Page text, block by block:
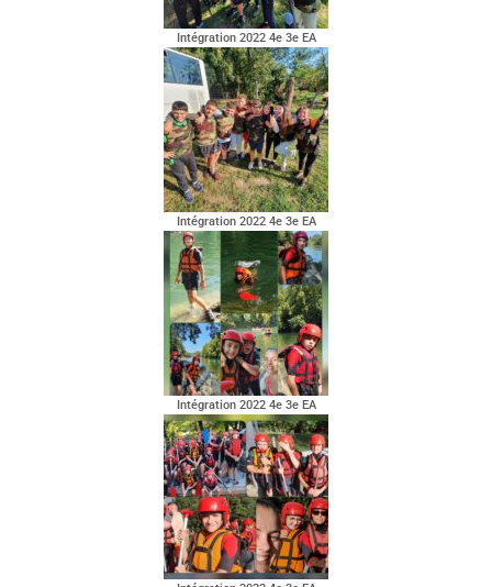
Intégration 2022 4e 3e EA
Intégration 2022 4e 3e EA
Intégration 2022 4e 3e EA